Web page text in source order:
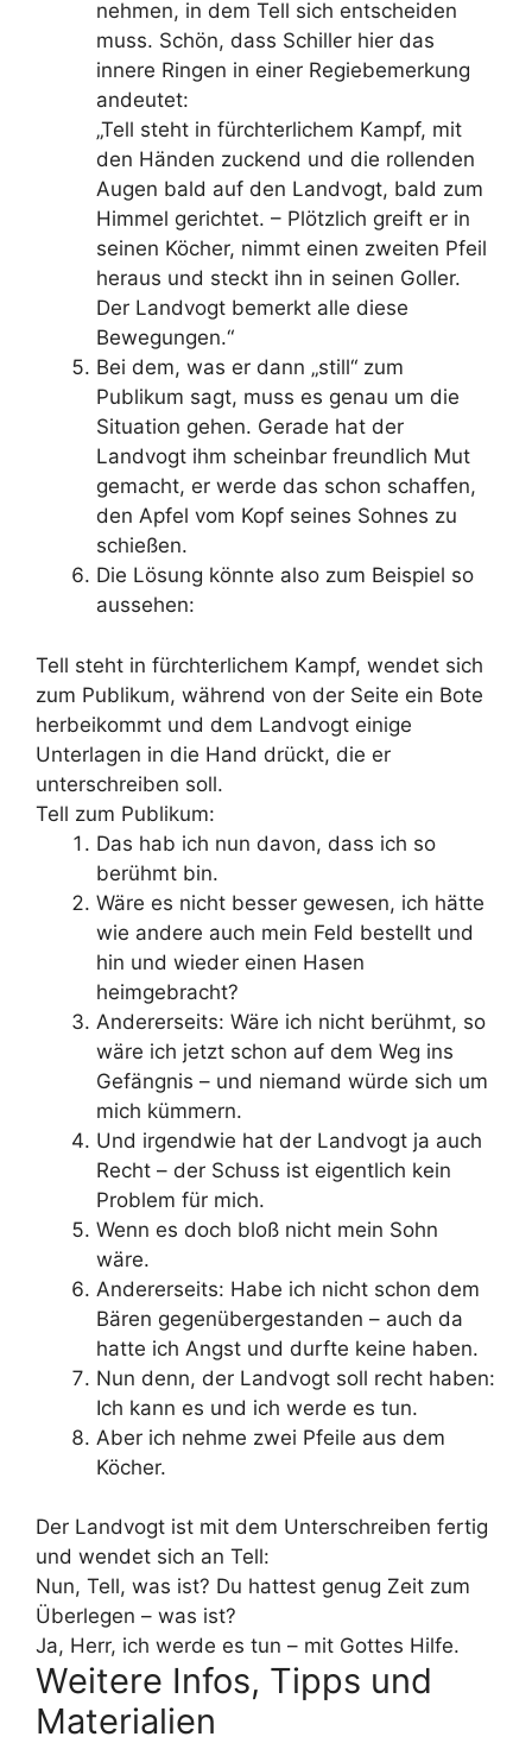
nehmen, in dem Tell sich entscheiden
muss. Schön, dass Schiller hier das
innere Ringen in einer Regiebemerkung
andeutet:
„Tell steht in fürchterlichem Kampf, mit
den Händen zuckend und die rollenden
Augen bald auf den Landvogt, bald zum
Himmel gerichtet. – Plötzlich greift er in
seinen Köcher, nimmt einen zweiten Pfeil
heraus und steckt ihn in seinen Goller.
Der Landvogt bemerkt alle diese
Bewegungen.“
Bei dem, was er dann „still“ zum
Publikum sagt, muss es genau um die
Situation gehen. Gerade hat der
Landvogt ihm scheinbar freundlich Mut
gemacht, er werde das schon schaffen,
den Apfel vom Kopf seines Sohnes zu
schießen.
Die Lösung könnte also zum Beispiel so
aussehen:
Tell steht in fürchterlichem Kampf, wendet sich
zum Publikum, während von der Seite ein Bote
herbeikommt und dem Landvogt einige
Unterlagen in die Hand drückt, die er
unterschreiben soll.
Tell zum Publikum:
Das hab ich nun davon, dass ich so
berühmt bin.
Wäre es nicht besser gewesen, ich hätte
wie andere auch mein Feld bestellt und
hin und wieder einen Hasen
heimgebracht?
Andererseits: Wäre ich nicht berühmt, so
wäre ich jetzt schon auf dem Weg ins
Gefängnis – und niemand würde sich um
mich kümmern.
Und irgendwie hat der Landvogt ja auch
Recht – der Schuss ist eigentlich kein
Problem für mich.
Wenn es doch bloß nicht mein Sohn
wäre.
Andererseits: Habe ich nicht schon dem
Bären gegenübergestanden – auch da
hatte ich Angst und durfte keine haben.
Nun denn, der Landvogt soll recht haben:
Ich kann es und ich werde es tun.
Aber ich nehme zwei Pfeile aus dem
Köcher.
Der Landvogt ist mit dem Unterschreiben fertig
und wendet sich an Tell:
Nun, Tell, was ist? Du hattest genug Zeit zum
Überlegen – was ist?
Ja, Herr, ich werde es tun – mit Gottes Hilfe.
Weitere Infos, Tipps und
Materialien